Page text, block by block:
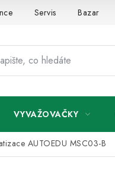
Servis Bazar
VYVAŽOVAČKY
AUTOEDU MSC03-B